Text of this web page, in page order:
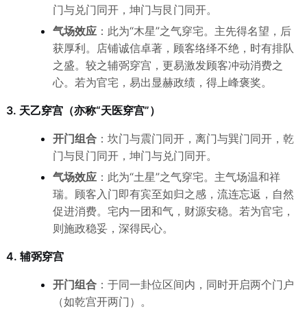
门与兑门同开，坤门与艮门同开。
气场效应：此为“木星”之气穿宅。主先得名望，后
获厚利。店铺诚信卓著，顾客络绎不绝，时有排队
之盛。较之辅弼穿宫，更易激发顾客冲动消费之
心。若为官宅，易出显赫政绩，得上峰褒奖。
3. 天乙穿宫（亦称“天医穿宫”）
开门组合：坎门与震门同开，离门与巽门同开，乾
门与艮门同开，坤门与兑门同开。
气场效应：此为“土星”之气穿宅。主气场温和祥
瑞。顾客入门即有宾至如归之感，流连忘返，自然
促进消费。宅内一团和气，财源安稳。若为官宅，
则施政稳妥，深得民心。
4. 辅弼穿宫
开门组合：于同一卦位区间内，同时开启两个门户
（如乾宫开两门）。